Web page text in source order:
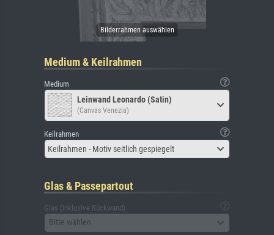
Medium & Keilrahmen
Medium
Leinwand Leonardo (Satin)
(Canvas Venezia)
Keilrahmen
Keilrahmen - Motiv seitlich gespiegelt
Glas & Passepartout
Glas (inklusive Rückwand)
Bitte wählen